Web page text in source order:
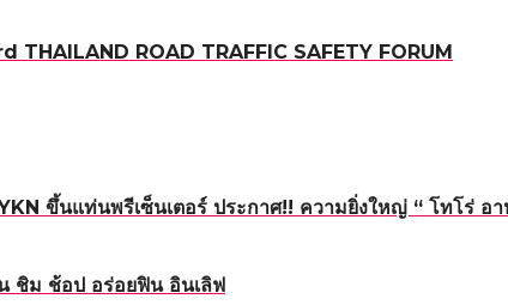
THAILAND ROAD TRAFFIC SAFETY FORUM
ขึ้นแท่นพรีเซ็นเตอร์ ประกาศ!! ความยิ่งใหญ่ “ โทโร่ อ
ชิม ช้อป อร่อยฟิน อินเลิฟ